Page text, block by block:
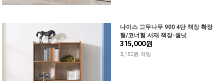
나이스 고무나무 900 4단 책장 확장
형/코너형 서재 책장-월넛
315,000원
3,150원 적립